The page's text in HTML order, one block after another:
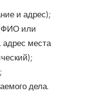
и адрес);
(ФИО или
места
дела.